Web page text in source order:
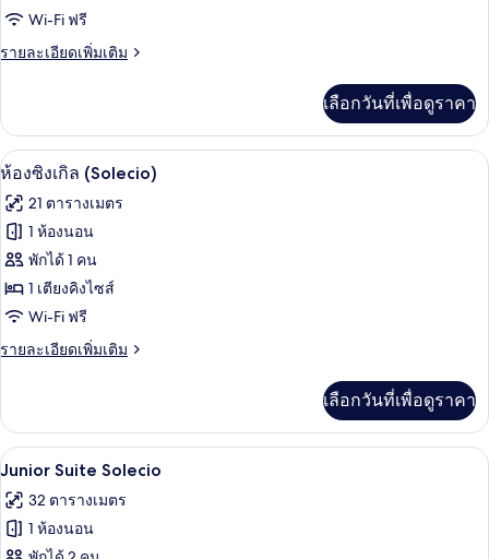
ดี
ลัก
Wi-Fi ฟรี
รายละเอียดเพิ่มเติม
ราย
เกี่ยว
กับ
ห้อง
ลัก
ซ์
เลือกวันที่เพื่อดูราคา
เปิด
ภาพถ่าย
ทั้งหมด
ของ
ห้อง
ซิงเกิล
(Solecio)
ห้องซิงเกิล (Solecio) | ผ้าปูที่นอนฝ้าย
4
ห้องซิงเกิล (Solecio)
21 ตารางเมตร
1 ห้องนอน
พักได้ 1 คน
1 เตียงคิงไซส์
Wi-Fi ฟรี
รายละเอียดเพิ่มเติม
ราย
เกี่ยว
กับ
ห้อง
(Solecio)
เลือกวันที่เพื่อดูราคา
เปิด
ภาพถ่าย
ทั้งหมด
Junior Suite Solecio | ผ้าปูที่นอนฝ้าย
4
Junior Suite Solecio
32 ตารางเมตร
1 ห้องนอน